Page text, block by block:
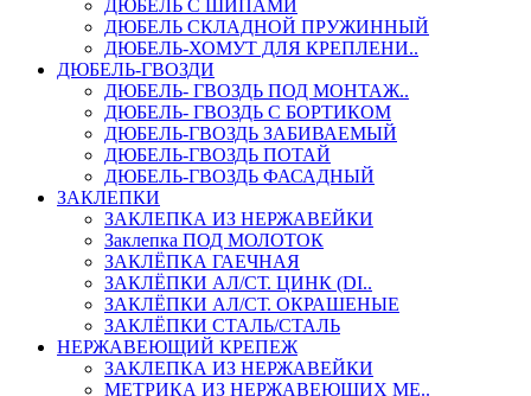
ДЮБЕЛЬ С ШИПАМИ
ДЮБЕЛЬ СКЛАДНОЙ ПРУЖИННЫЙ
ДЮБЕЛЬ-ХОМУТ ДЛЯ КРЕПЛЕНИ..
ДЮБЕЛЬ-ГВОЗДИ
ДЮБЕЛЬ- ГВОЗДЬ ПОД МОНТАЖ..
ДЮБЕЛЬ- ГВОЗДЬ С БОРТИКОМ
ДЮБЕЛЬ-ГВОЗДЬ ЗАБИВАЕМЫЙ
ДЮБЕЛЬ-ГВОЗДЬ ПОТАЙ
ДЮБЕЛЬ-ГВОЗДЬ ФАСАДНЫЙ
ЗАКЛЕПКИ
ЗАКЛЕПКА ИЗ НЕРЖАВЕЙКИ
Заклепка ПОД МОЛОТОК
ЗАКЛЁПКА ГАЕЧНАЯ
ЗАКЛЁПКИ АЛ/СТ. ЦИНК (DI..
ЗАКЛЁПКИ АЛ/СТ. ОКРАШЕНЫЕ
ЗАКЛЁПКИ СТАЛЬ/СТАЛЬ
НЕРЖАВЕЮЩИЙ КРЕПЕЖ
ЗАКЛЕПКА ИЗ НЕРЖАВЕЙКИ
МЕТРИКА ИЗ НЕРЖАВЕЮЩИХ МЕ..